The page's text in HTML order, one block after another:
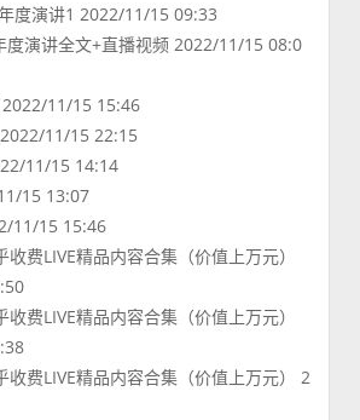
度演讲1 2022/11/15 09:33
度演讲全文+直播视频 2022/11/15 08:0
11/15 15:46
11/15 22:15
11/15 14:14
15 13:07
11/15 15:46
费LIVE精品内容合集（价值上万元）
费LIVE精品内容合集（价值上万元）
收费LIVE精品内容合集（价值上万元） 2